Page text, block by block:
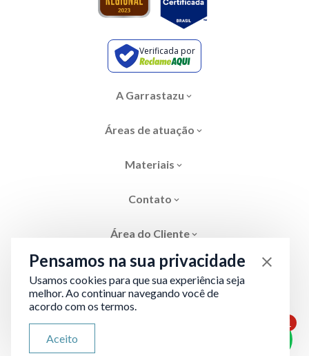
Verificada por
A Garrastazu
Áreas de atuação
Materiais
Contato
Área do Cliente
Área restrita 1
Pensamos na sua privacidade
Usamos cookies para que sua experiência seja
melhor. Ao continuar navegando você de
acordo com os termos.
Aceito